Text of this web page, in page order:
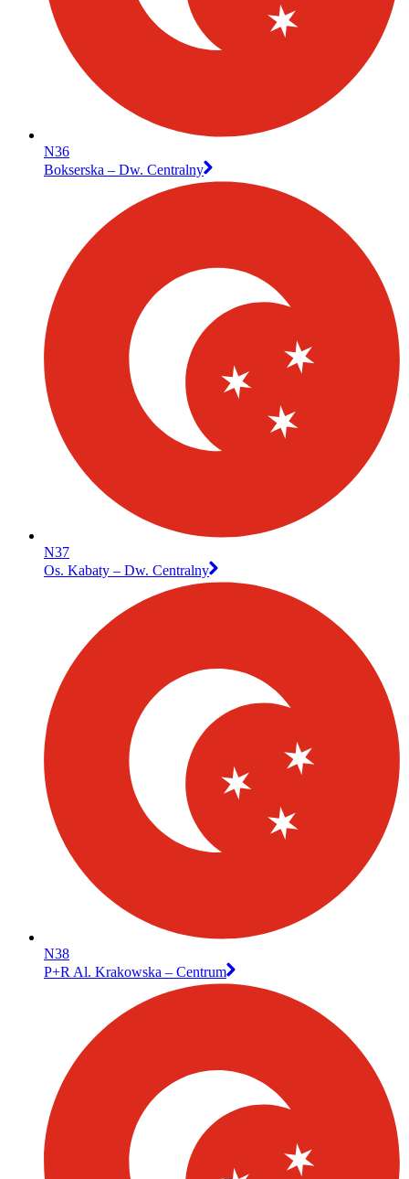
N36
Bokserska – Dw. Centralny
N37
Os. Kabaty – Dw. Centralny
N38
P+R Al. Krakowska – Centrum